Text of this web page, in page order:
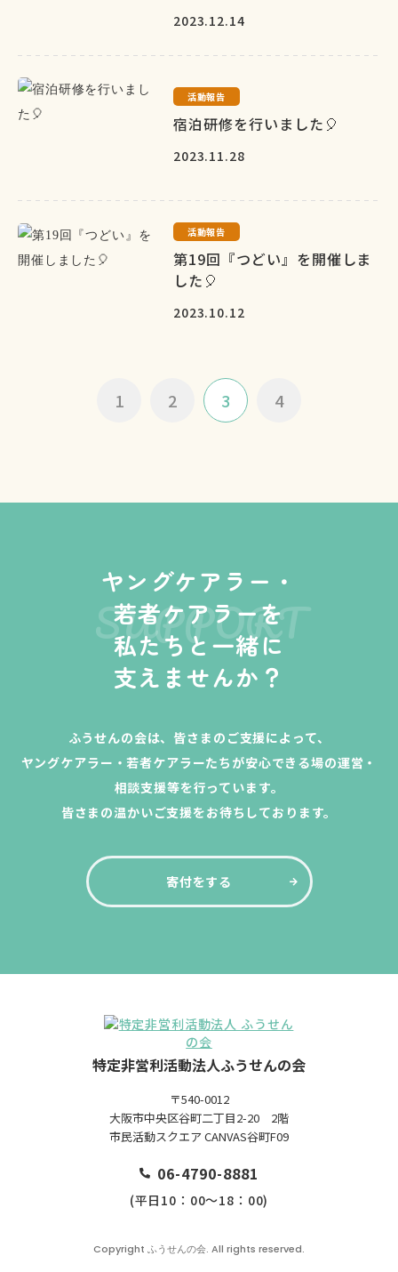
2023.12.14
活動報告
宿泊研修を行いました🎈
2023.11.28
活動報告
第19回『つどい』を開催しま
した🎈
2023.10.12
1 2 3 4
ヤングケアラー・
若者ケアラーを
私たちと一緒に
支えませんか？
SUPPORT
ふうせんの会は、皆さまのご支援によって、
ヤングケアラー・若者ケアラーたちが安心できる場の運営・
相談支援等を行っています。
皆さまの温かいご支援をお待ちしております。
寄付をする
特定非営利活動法人ふうせんの会
〒540-0012
大阪市中央区谷町二丁目2-20 2階
市民活動スクエア CANVAS谷町F09
06-4790-8881
(平日10：00～18：00)
Copyright ふうせんの会. All rights reserved.